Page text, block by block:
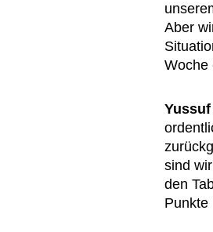
Aber
Woche
sind
den
Punkte